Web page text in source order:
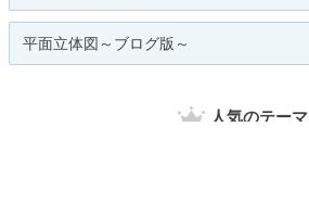
平面立体図～ブログ版～
人気のテーマ